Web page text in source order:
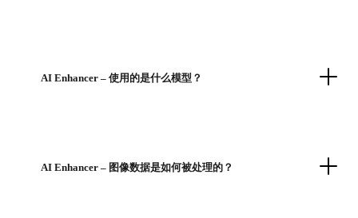
AI Enhancer – 使用的是什么模型？
AI Enhancer – 图像数据是如何被处理的？